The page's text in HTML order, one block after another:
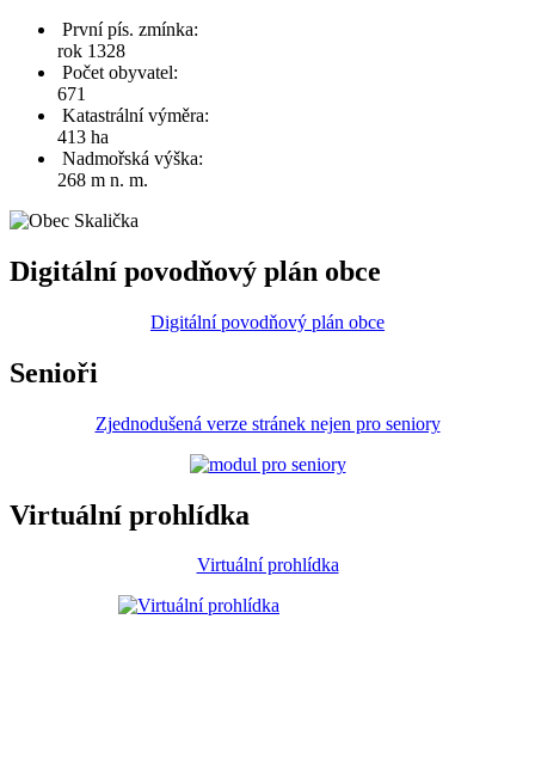
První pís. zmínka:
rok 1328
Počet obyvatel:
671
Katastrální výměra:
413 ha
Nadmořská výška:
268 m n. m.
Digitální povodňový plán obce
Digitální povodňový plán obce
Senioři
Zjednodušená verze stránek nejen pro seniory
Virtuální prohlídka
Virtuální prohlídka